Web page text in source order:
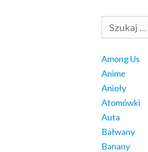
Among Us
Anime
Anioły
Atomówki
Auta
Bałwany
Banany